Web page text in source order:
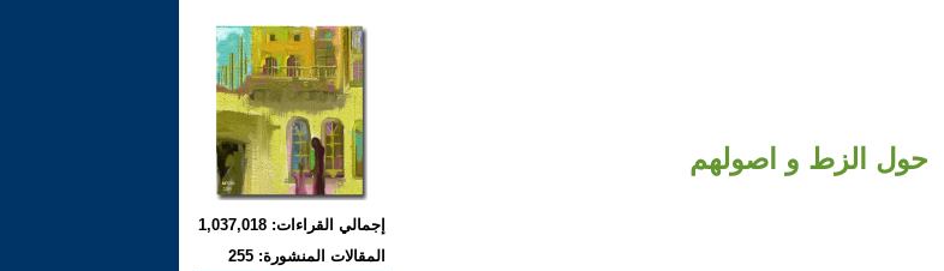
حول الزط و اصولهم
إجمالي القراءات: 1,037,018
المقالات المنشورة: 255